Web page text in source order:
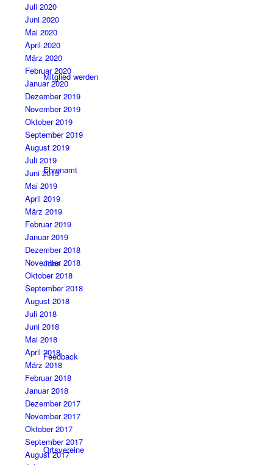
Mitglied werden
Ehrenamt
Jobs
Feedback
Ortsvereine
Juli 2020
Juni 2020
Mai 2020
April 2020
März 2020
Februar 2020
Januar 2020
Dezember 2019
November 2019
Oktober 2019
September 2019
August 2019
Juli 2019
Juni 2019
Mai 2019
April 2019
März 2019
Februar 2019
Januar 2019
Dezember 2018
November 2018
Oktober 2018
September 2018
August 2018
Juli 2018
Juni 2018
Mai 2018
April 2018
März 2018
Februar 2018
Januar 2018
Dezember 2017
November 2017
Oktober 2017
September 2017
August 2017